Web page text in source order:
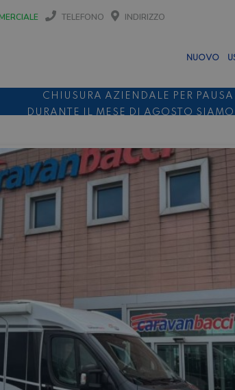
TELEFONO INDIRIZZO
NUOVO
CHIUSURA AZIENDALE PER
DURANTE IL MESE DI AGOSTO